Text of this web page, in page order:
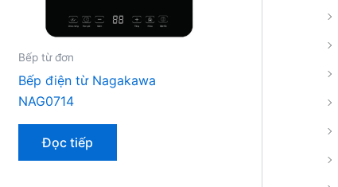
Bếp từ đơn
Bếp điện từ Nagakawa
NAG0714
Đọc tiếp